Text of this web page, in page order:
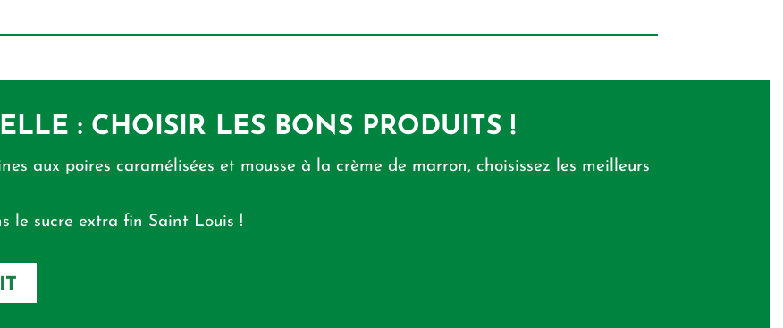
: CHOISIR LES BONS PRODUITS !
aux poires caramélisées et mousse à la crème de marron, choisissez les meilleurs
le sucre extra fin Saint Louis !